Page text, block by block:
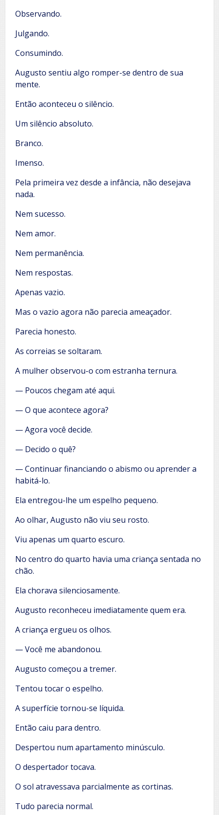
Observando.
Julgando.
Consumindo.
Augusto sentiu algo romper-se dentro de sua
mente.
Então aconteceu o silêncio.
Um silêncio absoluto.
Branco.
Imenso.
Pela primeira vez desde a infância, não desejava
nada.
Nem sucesso.
Nem amor.
Nem permanência.
Nem respostas.
Apenas vazio.
Mas o vazio agora não parecia ameaçador.
Parecia honesto.
As correias se soltaram.
A mulher observou-o com estranha ternura.
— Poucos chegam até aqui.
— O que acontece agora?
— Agora você decide.
— Decido o quê?
— Continuar financiando o abismo ou aprender a
habitá-lo.
Ela entregou-lhe um espelho pequeno.
Ao olhar, Augusto não viu seu rosto.
Viu apenas um quarto escuro.
No centro do quarto havia uma criança sentada no
chão.
Ela chorava silenciosamente.
Augusto reconheceu imediatamente quem era.
A criança ergueu os olhos.
— Você me abandonou.
Augusto começou a tremer.
Tentou tocar o espelho.
A superfície tornou-se líquida.
Então caiu para dentro.
Despertou num apartamento minúsculo.
O despertador tocava.
O sol atravessava parcialmente as cortinas.
Tudo parecia normal.